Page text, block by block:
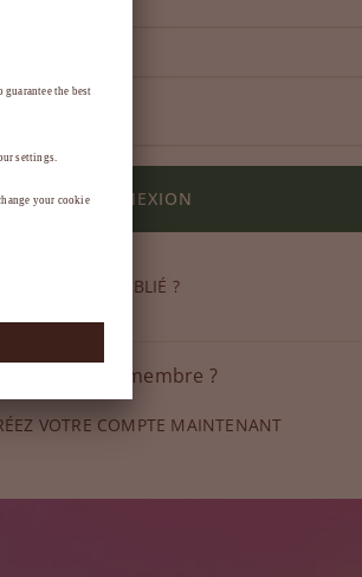
CONNEXION
DE PASSE OUBLIÉ ?
pas encore membre ?
VOTRE COMPTE MAINTENANT